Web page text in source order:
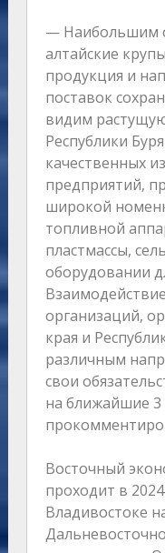
— Наибольшим
алтайские
продукция и
поставок
видим
Республики
качественных
предприятий,
широкой
топливной
пластмассы,
оборудовании
организаций,
края и
различным
свои
на ближайшие
Восточный
проходит в
Владивостоке